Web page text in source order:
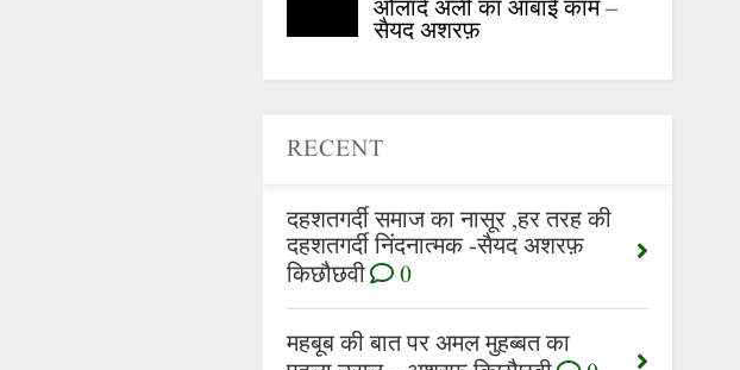
औलादे अली का आबाई काम –
सैयद अशरफ़
RECENT
दहशतगर्दी समाज का नासूर ,हर तरह की
दहशतगर्दी निंदनात्मक -सैयद अशरफ़
किछौछवी
0
महबूब की बात पर अमल मुहब्बत का